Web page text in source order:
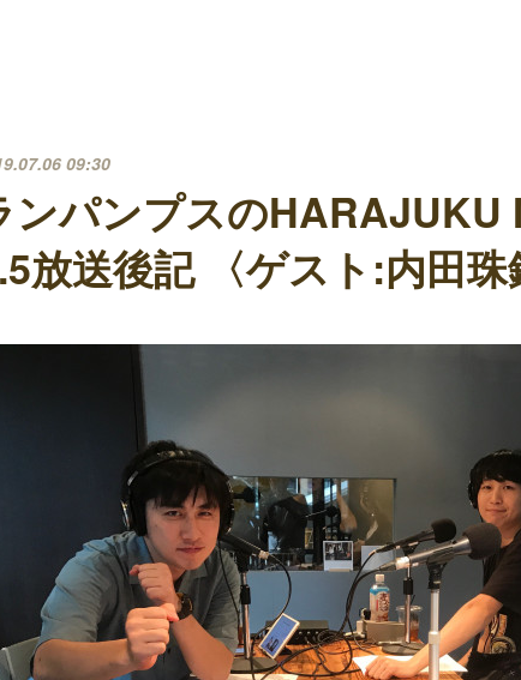
09:30
ンパンプスのHARAJUKU
放送後記 〈ゲスト:内田珠